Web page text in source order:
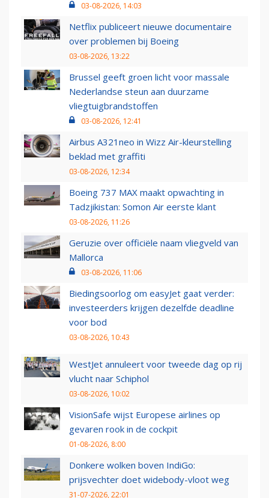
03-08-2026, 14:03
Netflix publiceert nieuwe documentaire
over problemen bij Boeing
03-08-2026, 13:22
Brussel geeft groen licht voor massale
Nederlandse steun aan duurzame
vliegtuigbrandstoffen
03-08-2026, 12:41
Airbus A321neo in Wizz Air-kleurstelling
beklad met graffiti
03-08-2026, 12:34
Boeing 737 MAX maakt opwachting in
Tadzjikistan: Somon Air eerste klant
03-08-2026, 11:26
Geruzie over officiële naam vliegveld van
Mallorca
03-08-2026, 11:06
Biedingsoorlog om easyJet gaat verder:
investeerders krijgen dezelfde deadline
voor bod
03-08-2026, 10:43
WestJet annuleert voor tweede dag op rij
vlucht naar Schiphol
03-08-2026, 10:02
VisionSafe wijst Europese airlines op
gevaren rook in de cockpit
01-08-2026, 8:00
Donkere wolken boven IndiGo:
prijsvechter doet widebody-vloot weg
31-07-2026, 22:01